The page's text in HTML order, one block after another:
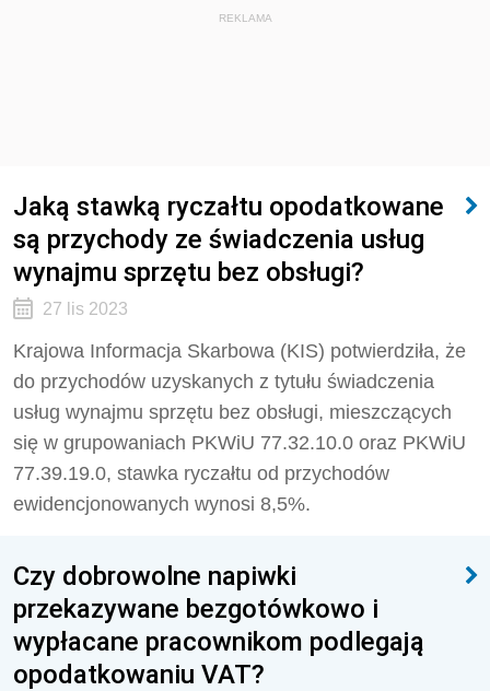
REKLAMA
Jaką stawką ryczałtu opodatkowane
są przychody ze świadczenia usług
wynajmu sprzętu bez obsługi?
27 lis 2023
Krajowa Informacja Skarbowa (KIS) potwierdziła, że
do przychodów uzyskanych z tytułu świadczenia
usług wynajmu sprzętu bez obsługi, mieszczących
się w grupowaniach PKWiU 77.32.10.0 oraz PKWiU
77.39.19.0, stawka ryczałtu od przychodów
ewidencjonowanych wynosi 8,5%.
Czy dobrowolne napiwki
przekazywane bezgotówkowo i
wypłacane pracownikom podlegają
opodatkowaniu VAT?